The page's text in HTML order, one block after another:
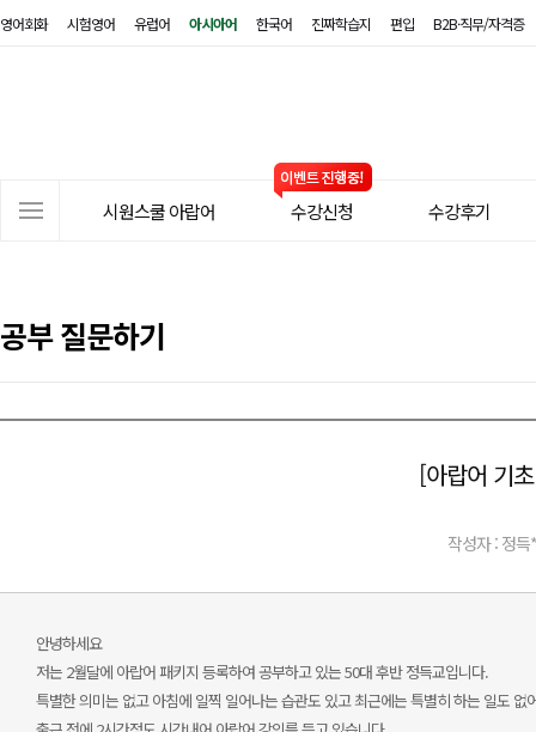
영어회화 시험영어 유럽어 아시아어 한국어 진짜학습지 편입 B2B·직무/자격증
시원스쿨 아랍어 수강신청 수강후기
공부 질문하기
[아랍어 기
작성자 : 정득
안녕하세요
저는 2월달에 아랍어 패키지 등록하여 공부하고 있는 50대 후반 정득교입니다.
특별한 의미는 없고 아침에 일찍 일어나는 습관도 있고 최근에는 특별히 하는 일도 없